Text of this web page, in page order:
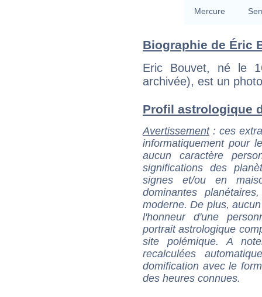
Mercure
Biographie de Éric
Eric Bouvet, né le
archivée), est un
Profil astrologique
Avertissement: ces
informatiquement pour
aucun caractère
significations des
signes et/ou en
dominantes
moderne. De plus,
l'honneur d'une
portrait astrologique
site polémique. A
recalculées
domification avec le
des heures connues.